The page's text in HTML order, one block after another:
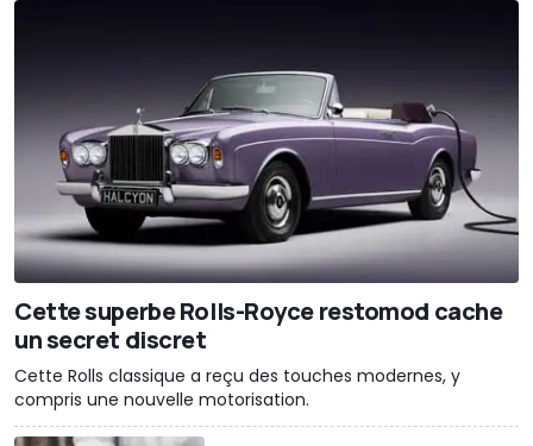
Cette superbe Rolls-Royce restomod cache
un secret discret
Cette Rolls classique a reçu des touches modernes, y
compris une nouvelle motorisation.